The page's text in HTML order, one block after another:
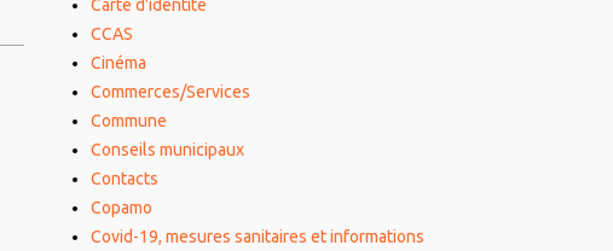
Carte d’identité
CCAS
Cinéma
Commerces/Services
Commune
Conseils municipaux
Contacts
Copamo
Covid-19, mesures sanitaires et informations